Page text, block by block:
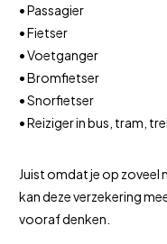
• Passagier
• Fietser
• Voetganger
• Bromfietser
• Snorfietser
• Reiziger in bus, tram,
Juist omdat je op zoveel
kan deze verzekering
vooraf denken.